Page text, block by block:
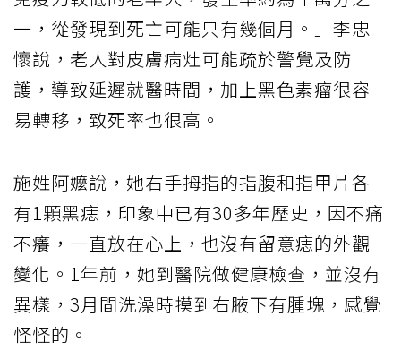
一，從發現到死亡可能只有幾個月。」李忠
懷說，老人對皮膚病灶可能疏於警覺及防
護，導致延遲就醫時間，加上黑色素瘤很容
易轉移，致死率也很高。
施姓阿嬤說，她右手拇指的指腹和指甲片各
有1顆黑痣，印象中已有30多年歷史，因不痛
不癢，一直放在心上，也沒有留意痣的外觀
變化。1年前，她到醫院做健康檢查，並沒有
異樣，3月間洗澡時摸到右腋下有腫塊，感覺
怪怪的。